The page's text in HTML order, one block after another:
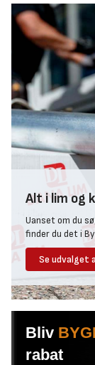
Alt i lim og
Uanset om du
finder du det i
Se udvalget
Bliv
rabat